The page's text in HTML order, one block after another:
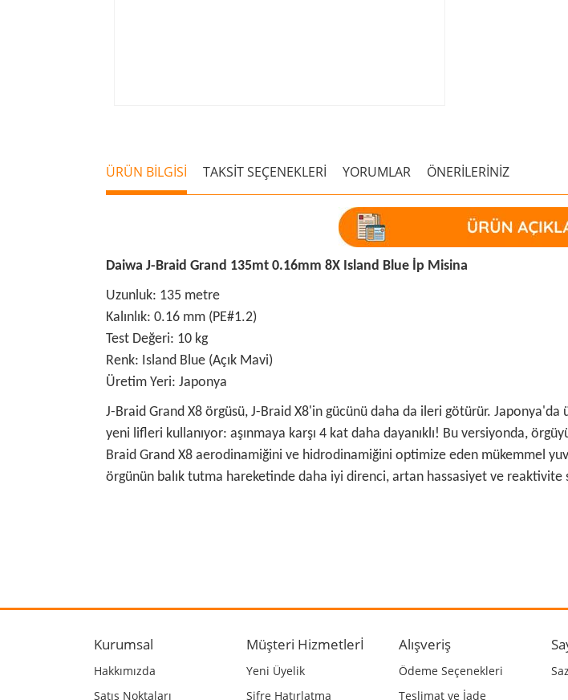
ÜRÜN BİLGİSİ TAKSİT SEÇENEKLERİ YORUMLAR ÖNERİLERİNİZ
Daiwa J-Braid Grand 135mt 0.16mm 8X Island Blue İp Misina
Uzunluk: 135 metre
Kalınlık: 0.16 mm (PE#1.2)
Test Değeri: 10 kg
Renk: Island Blue (Açık Mavi)
Üretim Yeri: Japonya
J-Braid Grand X8 örgüsü, J-Braid X8'in gücünü daha da ileri götürür.
yeni lifleri kullanıyor: aşınmaya karşı 4 kat daha dayanıklı! Bu versiyonda,
Braid Grand X8 aerodinamiğini ve hidrodinamiğini optimize eden mükemmel
örgünün balık tutma hareketinde daha iyi direnci, artan hassasiyet ve reaktivite
Ürün resmi kalitesiz, bozuk veya görüntülenemiyor.
Ürün bilgilerinde hatalar bulunuyor.
Ürün fiyatı diğer sitelerden daha pahalı.
Bu ürüne benzer farklı alternatifler olmalı.
Kurumsal
Hakkımızda
Satış Noktaları
Müşteri Hizmetlerİ
Yeni Üyelik
Şifre Hatırlatma
Alışveriş
Ödeme Seçenekleri
Teslimat ve İade